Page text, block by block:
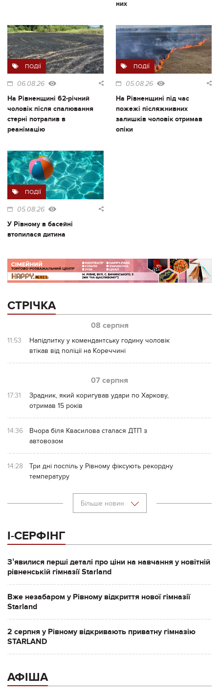
них
ПОДІЇ
06.08.26
На Рівненщині 62-річний
чоловік після спалювання
стерні потрапив в
реанімацію
ПОДІЇ
05.08.26
На Рівненщині під час
пожежі післяжнивних
залишків чоловік отримав
опіки
ПОДІЇ
05.08.26
У Рівному в басейні
втопилася дитина
СТРІЧКА
08 серпня
11:53
Напідпитку у комендантську годину чоловік
втікав від поліції на Кореччині
07 серпня
17:31
Зрадник, який коригував удари по Харкову,
отримав 15 років
14:36
Вчора біля Квасилова сталася ДТП з
автовозом
14:28
Три дні поспіль у Рівному фіксують рекордну
температуру
Більше новин
І-СЕРФІНГ
Зʼявилися перші деталі про ціни на навчання у новітній
рівненській гімназії Starland
Вже незабаром у Рівному відкриття нової гімназії
Starland
2 серпня у Рівному відкривають приватну гімназію
STARLAND
АФІША